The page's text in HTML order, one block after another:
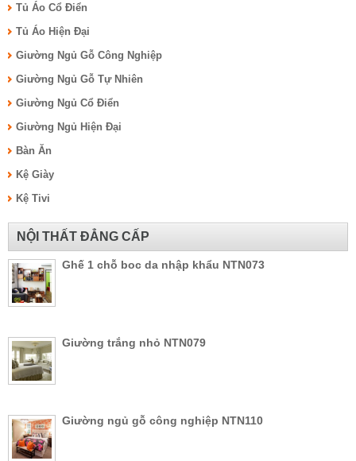
Tủ Áo Cổ Điển
Tủ Áo Hiện Đại
Giường Ngủ Gỗ Công Nghiệp
Giường Ngủ Gỗ Tự Nhiên
Giường Ngủ Cổ Điển
Giường Ngủ Hiện Đại
Bàn Ăn
Kệ Giày
Kệ Tivi
NỘI THẤT ĐẲNG CẤP
Ghế 1 chỗ boc da nhập khẩu NTN073
Giường trắng nhỏ NTN079
Giường ngủ gỗ công nghiệp NTN110